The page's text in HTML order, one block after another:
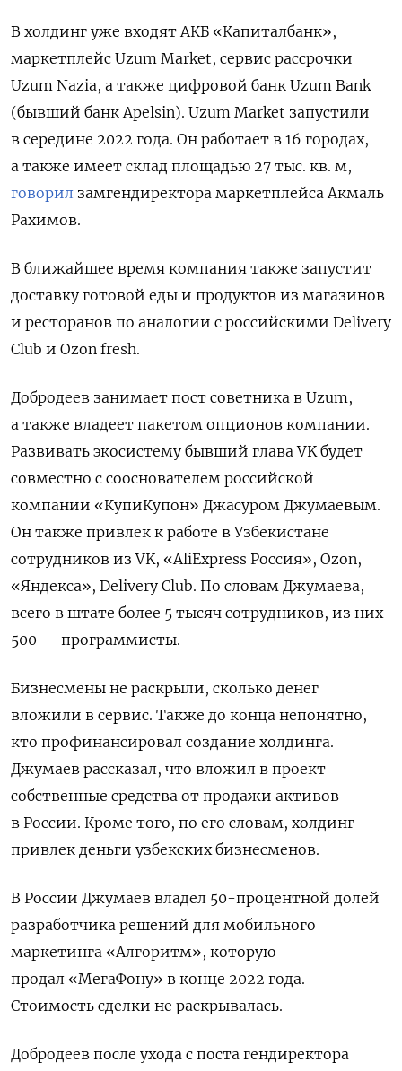
В холдинг уже входят АКБ «Капиталбанк»,
маркетплейс Uzum Market, сервис рассрочки
Uzum Nazia, а также цифровой банк Uzum Bank
(бывший банк Apelsin). Uzum Market запустили
в середине 2022 года. Он работает в 16 городах,
а также имеет склад площадью 27 тыс. кв. м,
говорил замгендиректора маркетплейса Акмаль
Рахимов.
В ближайшее время компания также запустит
доставку готовой еды и продуктов из магазинов
и ресторанов по аналогии с российскими Delivery
Club и Ozon fresh.
Добродеев занимает пост советника в Uzum,
а также владеет пакетом опционов компании.
Развивать экосистему бывший глава VK будет
совместно с сооснователем российской
компании «КупиКупон» Джасуром Джумаевым.
Он также привлек к работе в Узбекистане
сотрудников из VK, «AliExpress Россия», Ozon,
«Яндекса», Delivery Club. По словам Джумаева,
всего в штате более 5 тысяч сотрудников, из них
500 — программисты.
Бизнесмены не раскрыли, сколько денег
вложили в сервис. Также до конца непонятно,
кто профинансировал создание холдинга.
Джумаев рассказал, что вложил в проект
собственные средства от продажи активов
в России. Кроме того, по его словам, холдинг
привлек деньги узбекских бизнесменов.
В России Джумаев владел 50-процентной долей
разработчика решений для мобильного
маркетинга «Алгоритм», которую
продал «МегаФону» в конце 2022 года.
Стоимость сделки не раскрывалась.
Добродеев после ухода с поста гендиректора